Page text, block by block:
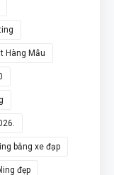
Hàng Mẫu
bằng xe đạp
đẹp